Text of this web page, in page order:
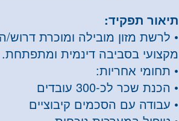
השפלה - ראשון לציון ונס- ציונה,
תיאור תפקיד:
• לרשת מזון מובילה ומוכרת
מקצועי בסביבה דינמית ומתפתחת.
• תחומי אחריות:
• הכנת שכר לכ-300 עובדים
• עבודה עם הסכמים קיבוציים